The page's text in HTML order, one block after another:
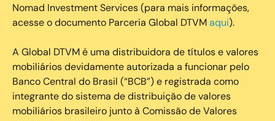
Nomad Investment Services (para mais informações,
acesse o documento Parceria Global DTVMaqui).
A Global DTVM é uma distribuidora de títulos e valores
mobiliários devidamente autorizada a funcionar pelo
Banco Central do Brasil (“BCB”) e registrada como
integrante do sistema de distribuição de valores
mobiliários brasileiro junto à Comissão de Valores